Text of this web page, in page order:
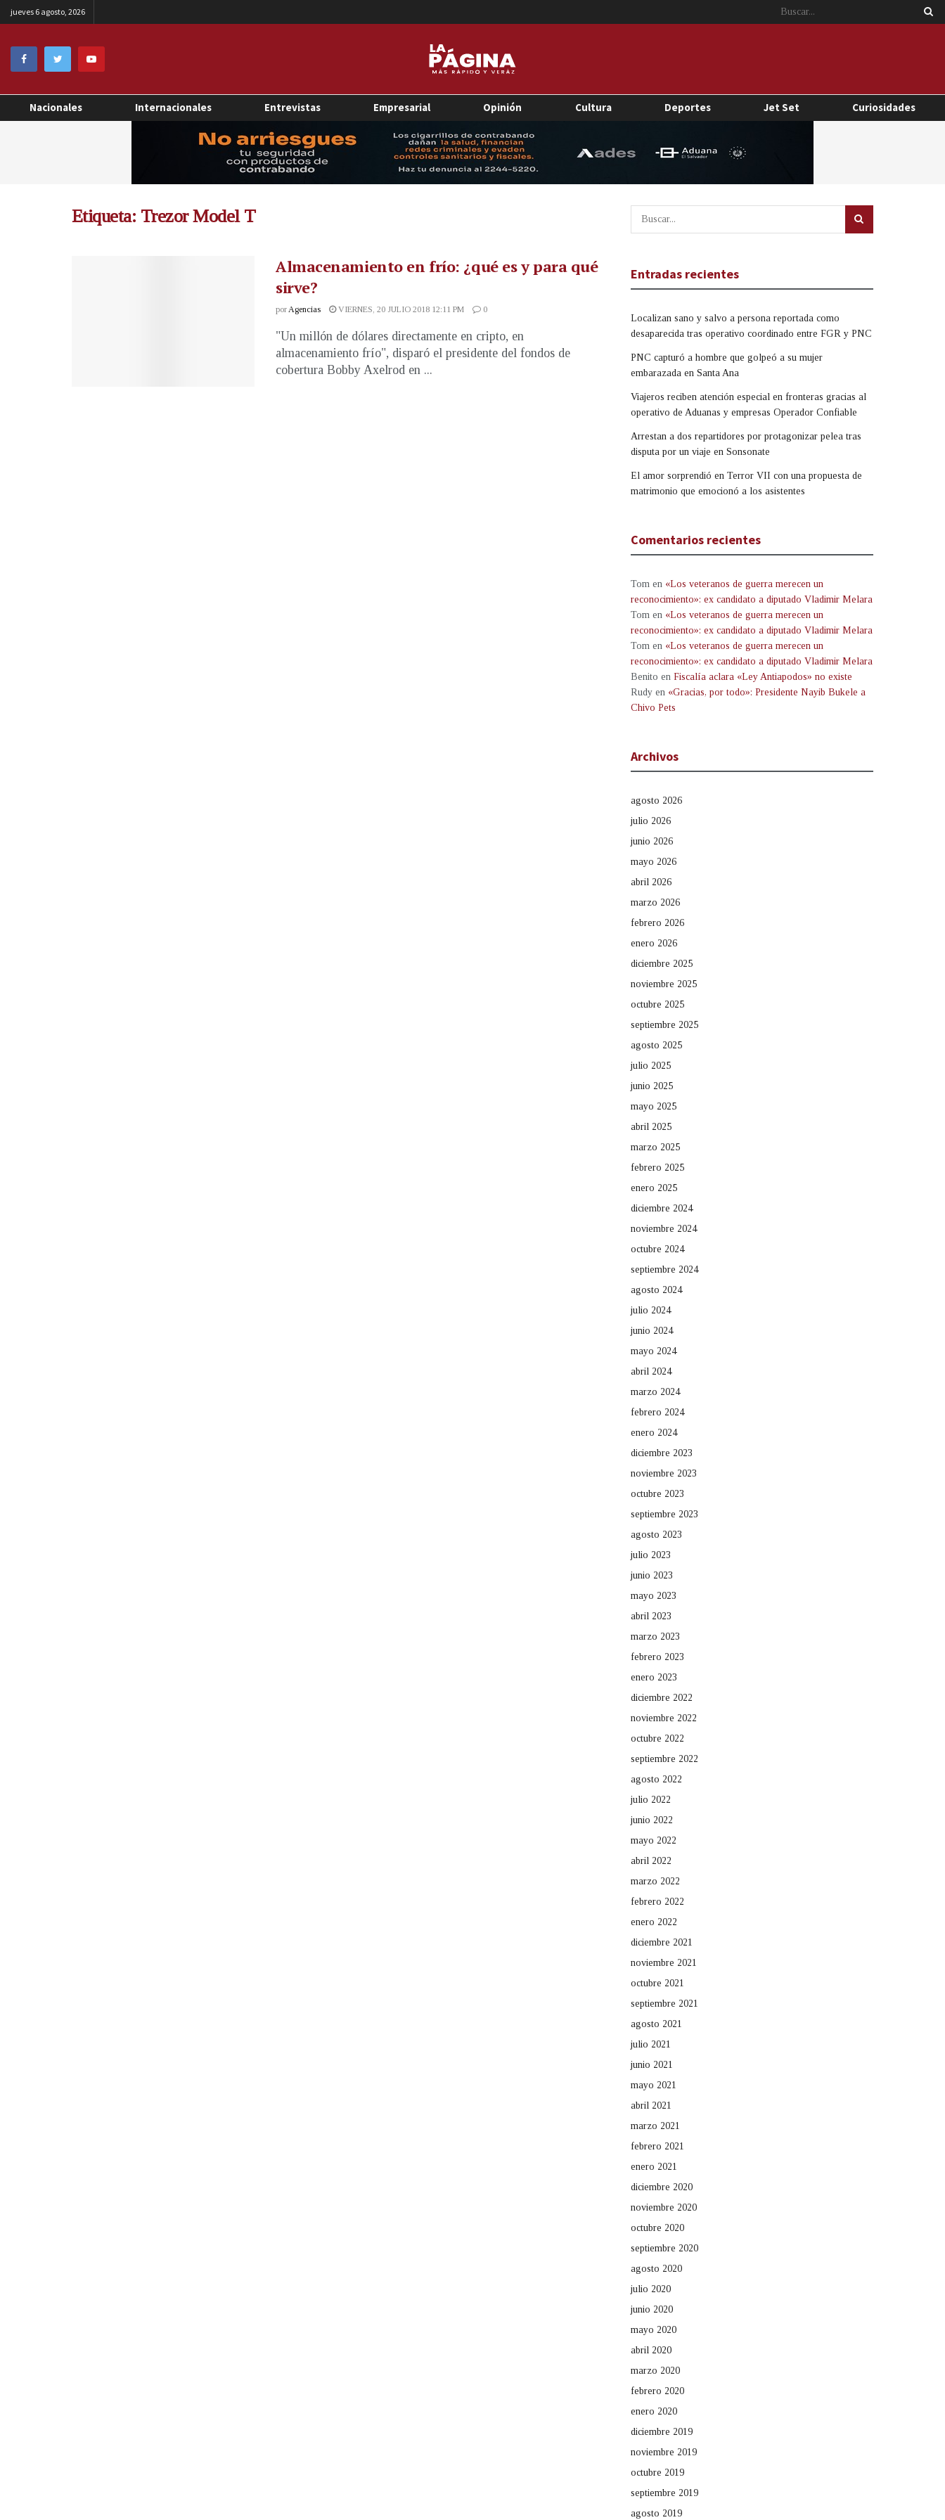
jueves 6 agosto, 2026
Nacionales Internacionales Entrevistas Empresarial Opinión Cultura Deportes Jet Set Curiosidades
Etiqueta: Trezor Model T
Almacenamiento en frío: ¿qué es y para qué
sirve?
porAgencias VIERNES, 20 JULIO 2018 12:11 PM 0
"Un millón de dólares directamente en cripto, en
almacenamiento frío", disparó el presidente del fondos de
cobertura Bobby Axelrod en ...
Entradas recientes
Localizan sano y salvo a persona reportada como
desaparecida tras operativo coordinado entre FGR y PNC
PNC capturó a hombre que golpeó a su mujer
embarazada en Santa Ana
Viajeros reciben atención especial en fronteras gracias al
operativo de Aduanas y empresas Operador Confiable
Arrestan a dos repartidores por protagonizar pelea tras
disputa por un viaje en Sonsonate
El amor sorprendió en Terror VII con una propuesta de
matrimonio que emocionó a los asistentes
Comentarios recientes
Tom en «Los veteranos de guerra merecen un
reconocimiento»: ex candidato a diputado Vladimir Melara
Tom en «Los veteranos de guerra merecen un
reconocimiento»: ex candidato a diputado Vladimir Melara
Tom en «Los veteranos de guerra merecen un
reconocimiento»: ex candidato a diputado Vladimir Melara
Benito en Fiscalía aclara «Ley Antiapodos» no existe
Rudy en «Gracias, por todo»: Presidente Nayib Bukele a
Chivo Pets
Archivos
agosto 2026
julio 2026
junio 2026
mayo 2026
abril 2026
marzo 2026
febrero 2026
enero 2026
diciembre 2025
noviembre 2025
octubre 2025
septiembre 2025
agosto 2025
julio 2025
junio 2025
mayo 2025
abril 2025
marzo 2025
febrero 2025
enero 2025
diciembre 2024
noviembre 2024
octubre 2024
septiembre 2024
agosto 2024
julio 2024
junio 2024
mayo 2024
abril 2024
marzo 2024
febrero 2024
enero 2024
diciembre 2023
noviembre 2023
octubre 2023
septiembre 2023
agosto 2023
julio 2023
junio 2023
mayo 2023
abril 2023
marzo 2023
febrero 2023
enero 2023
diciembre 2022
noviembre 2022
octubre 2022
septiembre 2022
agosto 2022
julio 2022
junio 2022
mayo 2022
abril 2022
marzo 2022
febrero 2022
enero 2022
diciembre 2021
noviembre 2021
octubre 2021
septiembre 2021
agosto 2021
julio 2021
junio 2021
mayo 2021
abril 2021
marzo 2021
febrero 2021
enero 2021
diciembre 2020
noviembre 2020
octubre 2020
septiembre 2020
agosto 2020
julio 2020
junio 2020
mayo 2020
abril 2020
marzo 2020
febrero 2020
enero 2020
diciembre 2019
noviembre 2019
octubre 2019
septiembre 2019
agosto 2019